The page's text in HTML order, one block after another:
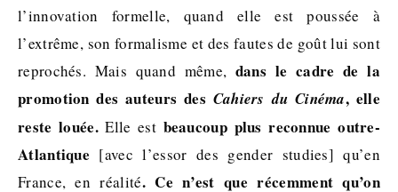
l’innovation formelle, quand elle est poussée à
l’extrême, son formalisme et des fautes de goût lui sont
reprochés. Mais quand même, dans le cadre de la
promotion des auteurs des Cahiers du Cinéma, elle
reste louée.Elle est beaucoup plus reconnue outre-
Atlantique [avec l’essor des gender studies] qu’en
France, en réalité. Ce n’est que récemment qu’on